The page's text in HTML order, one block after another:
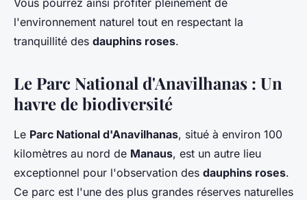
Vous pourrez ainsi profiter pleinement de
l'environnement naturel tout en respectant la
tranquillité des dauphins roses.
Le Parc National d'Anavilhanas : Un
havre de biodiversité
Le Parc National d'Anavilhanas, situé à environ 100
kilomètres au nord de Manaus, est un autre lieu
exceptionnel pour l'observation des dauphins roses.
Ce parc est l'une des plus grandes réserves naturelles